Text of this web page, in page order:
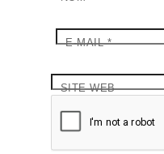
E-MAIL*
SITE WEB